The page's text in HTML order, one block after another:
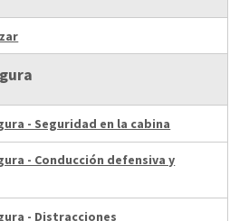
- Seguridad en la cabina
- Conducción defensiva y
- Distracciones